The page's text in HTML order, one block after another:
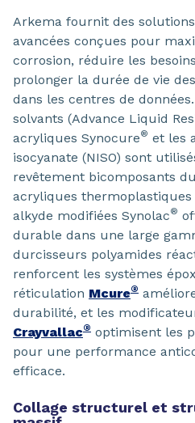
Arkema fournit des
avancées conçues pour
corrosion, réduire les
prolonger la durée de vie
dans les centres de
solvants (Advance Liquid
acryliques Synocure® et les
isocyanate (NISO) sont
revêtement bicomposants
acryliques thermoplastiques
alkyde modifiées Synolac®
durable dans une large
durcisseurs polyamides
renforcent les systèmes
réticulation Mcure®
durabilité, et les
Crayvallac® optimisent les
pour une performance
efficace.
Collage structurel et